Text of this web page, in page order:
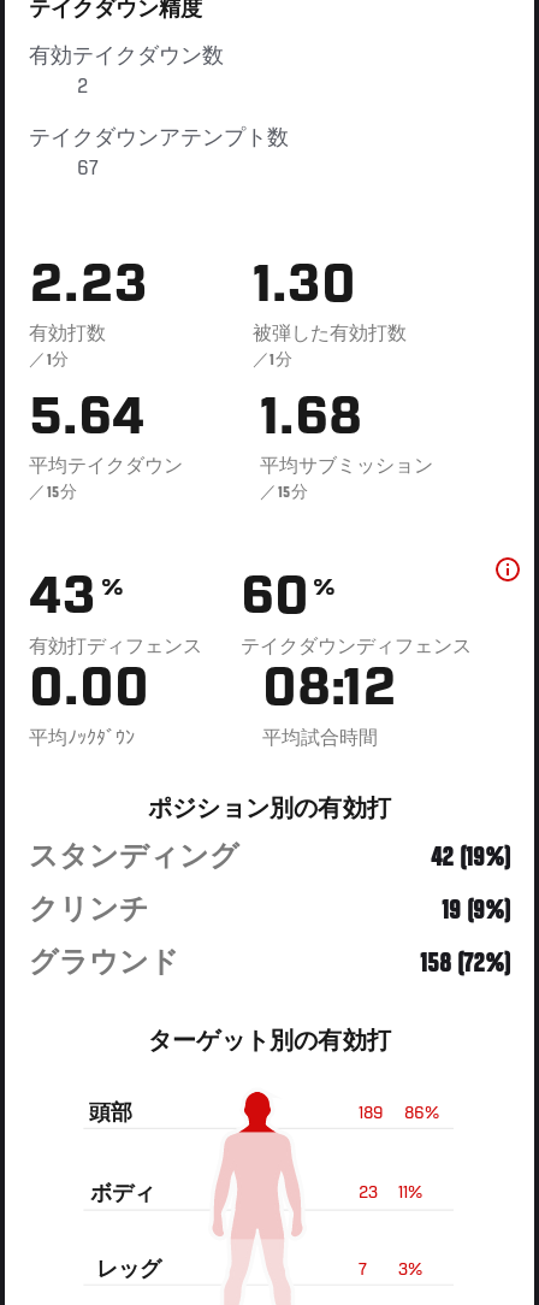
テイクダウン精度
有効テイクダウン数
2
テイクダウンアテンプト数
67
2.23
有効打数
／1分
1.30
被弾した有効打数
／1分
5.64
平均テイクダウン
／15分
1.68
平均サブミッション
／15分
43 %
有効打ディフェンス
60 %
テイクダウンディフェンス
0.00
平均ﾉｯｸﾀﾞｳﾝ
08:12
平均試合時間
ポジション別の有効打
スタンディング
42 (19%)
クリンチ
19 (9%)
グラウンド
158 (72%)
ターゲット別の有効打
86%
189
頭部
11%
23
ボディ
3%
7
レッグ